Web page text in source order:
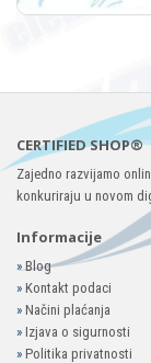
CERTIFIED SHOP®
Zajedno razvijamo
konkuriraju u novom
Informacije
»Blog
» Kontakt podaci
» Načini plaćanja
» Izjava o sigurnosti
» Politika privatnosti